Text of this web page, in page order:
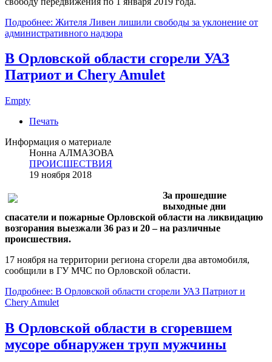
Подробнее: Жителя Ливен лишили свободы за уклонение от
административного надзора
В Орловской области сгорели УАЗ
Патриот и Chery Amulet
Empty
Печать
Информация о материале
Нонна АЛМАЗОВА
ПРОИСШЕСТВИЯ
19 ноября 2018
За прошедшие
выходные дни
спасатели и пожарные Орловской области на ликвидацию
возгорания выезжали 36 раз и 20 – на различные
происшествия.
17 ноября на территории региона сгорели два автомобиля,
сообщили в ГУ МЧС по Орловской области.
Подробнее: В Орловской области сгорели УАЗ Патриот и
Chery Amulet
В Орловской области в сгоревшем
мусоре обнаружен труп мужчины